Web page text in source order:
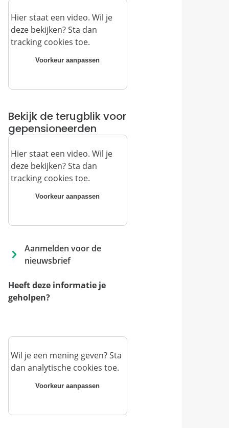
Hier staat een video. Wil je
deze bekijken? Sta dan
tracking cookies toe.
Voorkeur aanpassen
Bekijk de terugblik voor
gepensioneerden
Hier staat een video. Wil je
deze bekijken? Sta dan
tracking cookies toe.
Voorkeur aanpassen
Aanmelden voor de
nieuwsbrief
Heeft deze informatie je
geholpen?
Wil je een mening geven? Sta
dan analytische cookies toe.
Voorkeur aanpassen
Direct naar